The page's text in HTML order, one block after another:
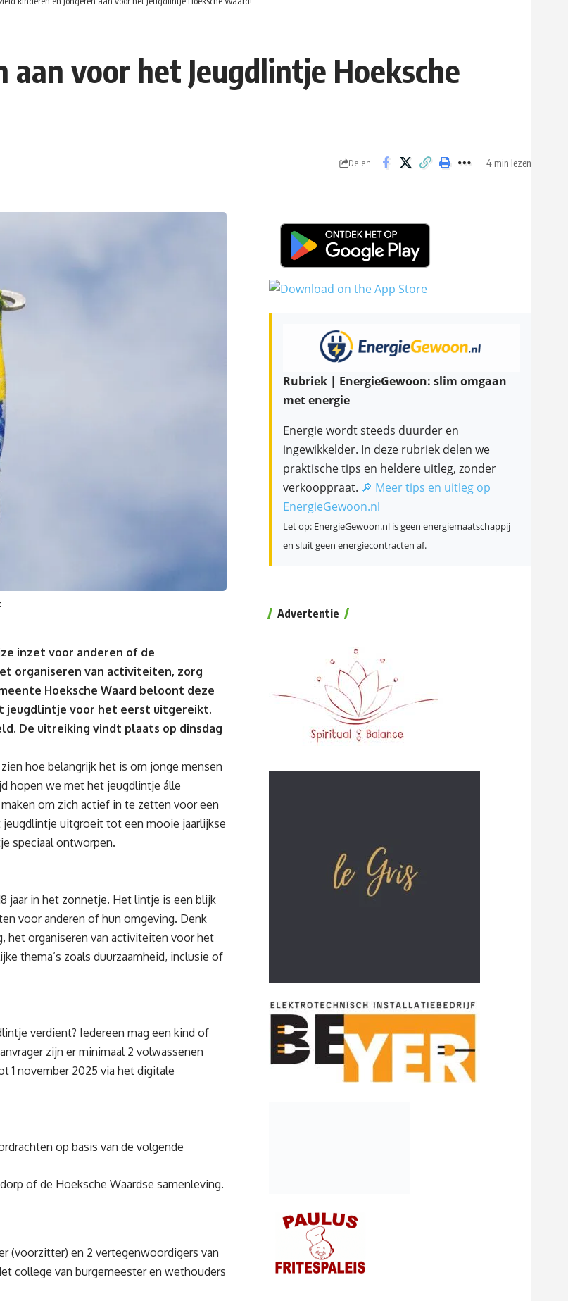
voor het Jeugdlintje Hoeksche
Delen 4 min lezen
inzet voor anderen of de
organiseren van activiteiten, zorg
Hoeksche Waard beloont deze
jeugdlintje voor het eerst uitgereikt.
De uitreiking vindt plaats op dinsdag
hoe belangrijk het is om jonge mensen
hopen we met het jeugdlintje álle
om zich actief in te zetten voor een
uitgroeit tot een mooie jaarlijkse
speciaal ontworpen.
jaar in het zonnetje. Het lintje is een blijk
voor anderen of hun omgeving. Denk
het organiseren van activiteiten voor het
thema’s zoals duurzaamheid, inclusie of
verdient? Iedereen mag een kind of
zijn er minimaal 2 volwassenen
1 november 2025 via het digitale
op basis van de volgende
of de Hoeksche Waardse samenleving.
(voorzitter) en 2 vertegenwoordigers van
college van burgemeester en wethouders
Rubriek | EnergieGewoon: slim omgaan
met energie
Energie wordt steeds duurder en
ingewikkelder. In deze rubriek delen we
praktische tips en heldere uitleg, zonder
verkooppraat. 🔎 Meer tips en uitleg op
EnergieGewoon.nl
Let op: EnergieGewoon.nl is geen energiemaatschappij
en sluit geen energiecontracten af.
Advertentie